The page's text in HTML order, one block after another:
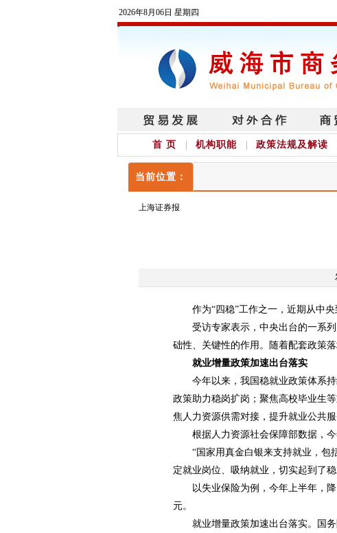
2026年8月06日 星期四
首 页 机构职能 政策法规及解读
当前位置：
上海证券报
作为“四稳”工作之一，近期从中
受访专家表示，中央出台的一系
础性、关键性的作用。随着配套政策
就业增量政策加速出台落实
今年以来，我国稳就业政策体系
政策助力稳岗扩岗；聚焦高校毕业生
焦人力资源供需对接，提升就业公共服
根据人力资源社会保障部数据，
“国家用真金白银来支持就业，包
定就业岗位、吸纳就业，切实起到了
以失业保险为例，今年上半年，
元。
就业增量政策加速出台落实。国